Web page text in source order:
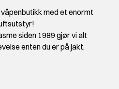
med et enormt
siden 1989 gjør vi alt
enten du er på jakt,